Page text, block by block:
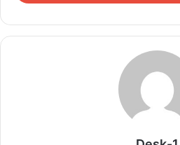
तथा बीएलओ के पास उपलब्ध हैं।
परीक्षा सिस्टम में सुधार
कमेटी बनाने का किया
August 9, 2026